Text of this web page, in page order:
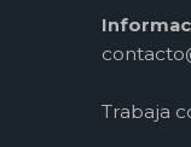
Trabaja